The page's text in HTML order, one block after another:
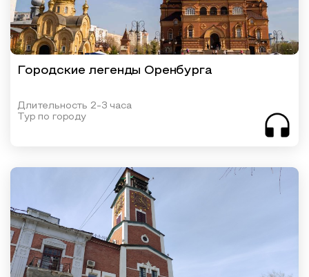
Городские легенды Оренбурга
Длительность 2-3 часа
Тур по городу